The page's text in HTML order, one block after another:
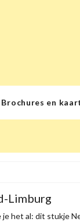
Brochures en
Limburg
het al: dit stukje